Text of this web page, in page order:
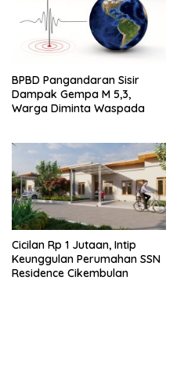
BPBD Pangandaran Sisir
Dampak Gempa M 5,3,
Warga Diminta Waspada
Cicilan Rp 1 Jutaan, Intip
Keunggulan Perumahan SSN
Residence Cikembulan